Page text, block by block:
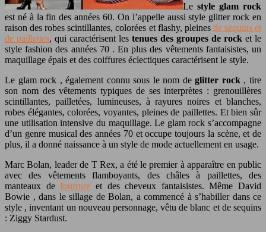
Le style glam rock
est né à la fin des années 60. On l’appelle aussi style glitter rock en
raison des robes scintillantes, colorées et flashy, pleines de sequins et
de paillettes, qui caractérisent les tenues des groupes de rock et le
style fashion des années 70 . En plus des vêtements fantaisistes, un
maquillage épais et des coiffures éclectiques caractérisent le style.
Le glam rock , également connu sous le nom deglitter rock, tire
son nom des vêtements typiques de ses interprètes : grenouillères
scintillantes, pailletées, lumineuses, à rayures noires et blanches,
robes élégantes, colorées, voyantes, pleines de paillettes. Et bien sûr
une utilisation intensive du maquillage. Le glam rock s’accompagne
d’un genre musical des années 70 et occupe toujours la scène, et de
plus, il a donné naissance à un style de mode actuellement en usage.
Marc Bolan, leader de T Rex, a été le premier à apparaître en public
avec des vêtements flamboyants, des châles à paillettes, des
manteaux defourrure et des cheveux fantaisistes. Même David
Bowie , dans le sillage de Bolan, a commencé à s’habiller dans ce
style , inventant un nouveau personnage, vêtu de blanc et de sequins
: Ziggy Stardust.